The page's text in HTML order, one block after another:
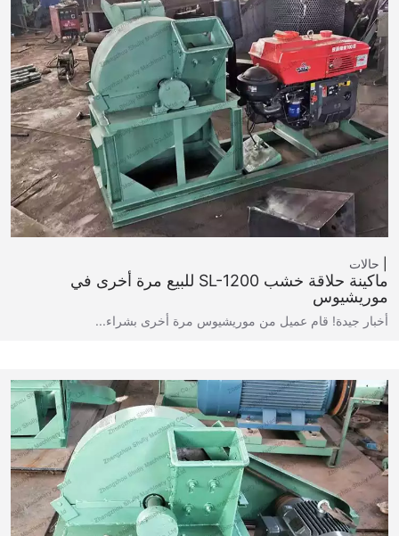
حالات
ماكينة حلاقة خشب SL-1200 للبيع مرة أخرى في
موريشيوس
أخبار جيدة! قام عميل من موريشيوس مرة أخرى بشراء...